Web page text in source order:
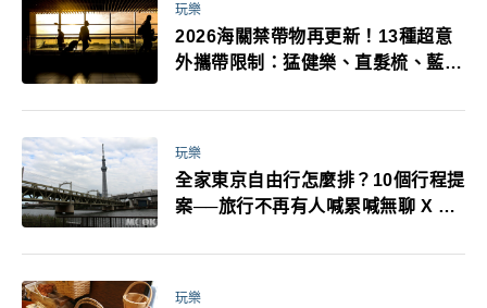
玩樂
2026海關禁帶物再更新！13種超意
外攜帶限制：猛健樂、直髮梳、藍牙
萬！注意事項一次看！
玩樂
全家東京自由行怎麼排？10個行程提
案──旅行不再有人喊累喊無聊 X 爸
玩樂